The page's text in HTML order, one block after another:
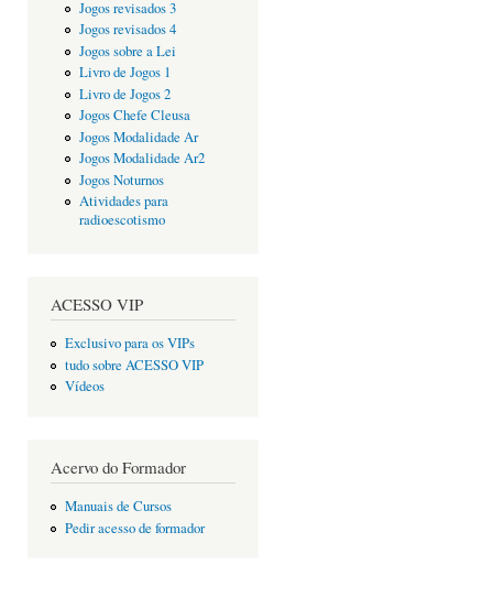
Jogos revisados 3
Jogos revisados 4
Jogos sobre a Lei
Livro de Jogos 1
Livro de Jogos 2
Jogos Chefe Cleusa
Jogos Modalidade Ar
Jogos Modalidade Ar2
Jogos Noturnos
Atividades para
radioescotismo
ACESSO VIP
Exclusivo para os VIPs
tudo sobre ACESSO VIP
Vídeos
Acervo do Formador
Manuais de Cursos
Pedir acesso de formador